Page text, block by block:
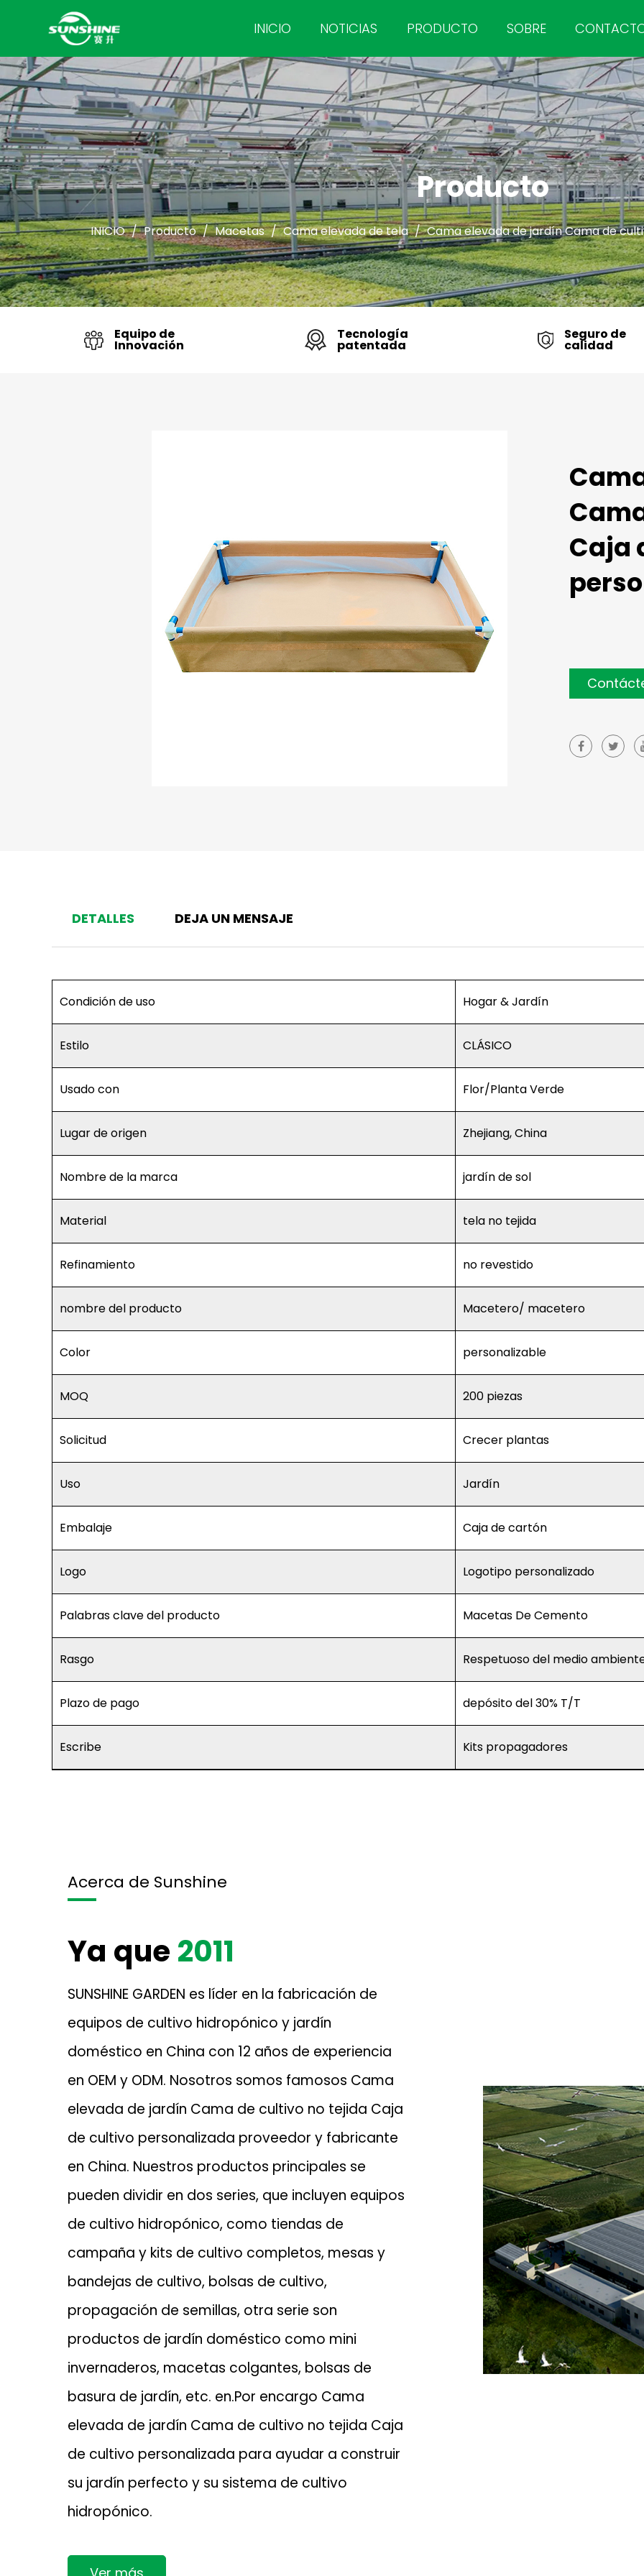
INICIO NOTICIAS PRODUCTO SOBRE
Producto
INICIO / Producto / Macetas / Cama elevada de tela / Cama elevada de jardín Cama de
Equipo de
Innovación
Tecnología
patentada
Seguro de
calidad
Caja
DETALLES DEJA UN MENSAJE
Condición de uso Hogar & Jardín
Estilo CLÁSICO
Usado con Flor/Planta Verde
Lugar de origen Zhejiang, China
Nombre de la marca jardín de sol
Material tela no tejida
Refinamiento no revestido
nombre del producto Macetero/ macetero
Color personalizable
MOQ 200 piezas
Solicitud Crecer plantas
Uso Jardín
Embalaje Caja de cartón
Logo Logotipo personalizado
Palabras clave del producto Macetas De Cemento
Rasgo Respetuoso del medio
Plazo de pago depósito del 30% T/T
Escribe Kits propagadores
Acerca de Sunshine
Ya que 2011
SUNSHINE GARDEN es líder en la fabricación de
equipos de cultivo hidropónico y jardín
doméstico en China con 12 años de experiencia
en OEM y ODM. Nosotros somos famosos Cama
elevada de jardín Cama de cultivo no tejida Caja
de cultivo personalizada proveedor y fabricante
en China. Nuestros productos principales se
pueden dividir en dos series, que incluyen equipos
de cultivo hidropónico, como tiendas de
campaña y kits de cultivo completos, mesas y
bandejas de cultivo, bolsas de cultivo,
propagación de semillas, otra serie son
productos de jardín doméstico como mini
invernaderos, macetas colgantes, bolsas de
basura de jardín, etc. en.Por encargo Cama
elevada de jardín Cama de cultivo no tejida Caja
de cultivo personalizada para ayudar a construir
su jardín perfecto y su sistema de cultivo
hidropónico.